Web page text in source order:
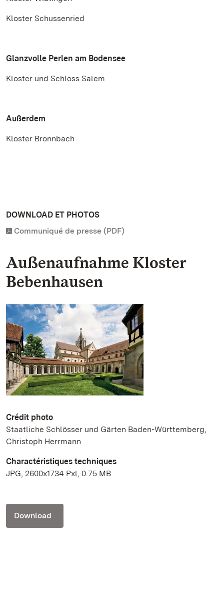
Kloster Schussenried
Glanzvolle Perlen am Bodensee
Kloster und Schloss Salem
Außerdem
Kloster Bronnbach
DOWNLOAD ET PHOTOS
Communiqué de presse (PDF)
Außenaufnahme Kloster
Bebenhausen
Crédit photo
Staatliche Schlösser und Gärten Baden-Württemberg,
Christoph Herrmann
Charactéristiques techniques
JPG, 2600x1734 Pxl, 0.75 MB
Download